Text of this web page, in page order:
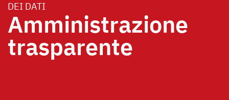
DEI DATI
Amministrazione
trasparente